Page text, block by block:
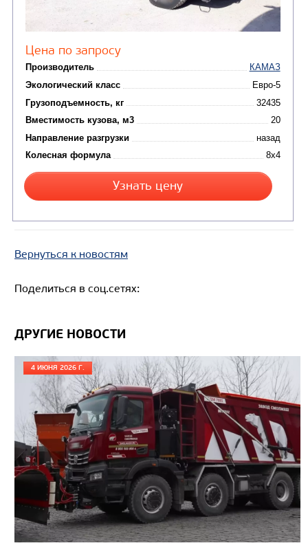
САМОСВАЛ КАМАЗ-6580
Цена по запросу
Производитель
Экологический класс
Грузоподъемность, кг
Вместимость кузова, м3
Направление разгрузки
Колесная формула
Узнать цену
Вернуться к новостям
Поделиться в соц.сетях:
ДРУГИЕ НОВОСТИ
4 ИЮНЯ 2026 Г.